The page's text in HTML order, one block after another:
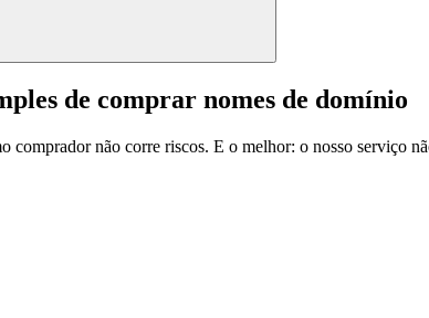
de comprar nomes de domínio
comprador não corre riscos. E o melhor: o nosso serviço